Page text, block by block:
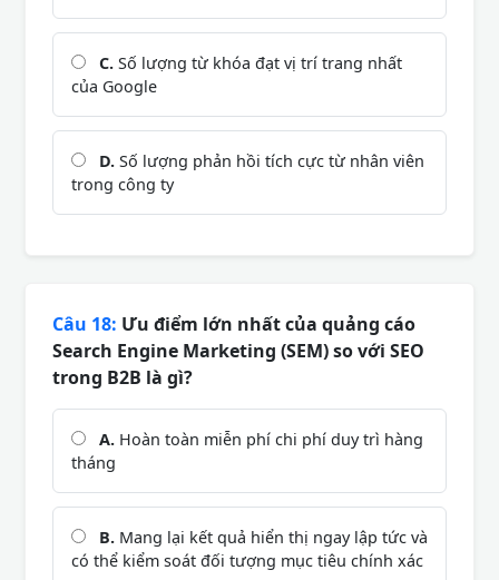
C. Số lượng từ khóa đạt vị trí trang nhất
của Google
D. Số lượng phản hồi tích cực từ nhân viên
trong công ty
Câu 18: Ưu điểm lớn nhất của quảng cáo
Search Engine Marketing (SEM) so với SEO
trong B2B là gì?
A. Hoàn toàn miễn phí chi phí duy trì hàng
tháng
B. Mang lại kết quả hiển thị ngay lập tức và
có thể kiểm soát đối tượng mục tiêu chính xác